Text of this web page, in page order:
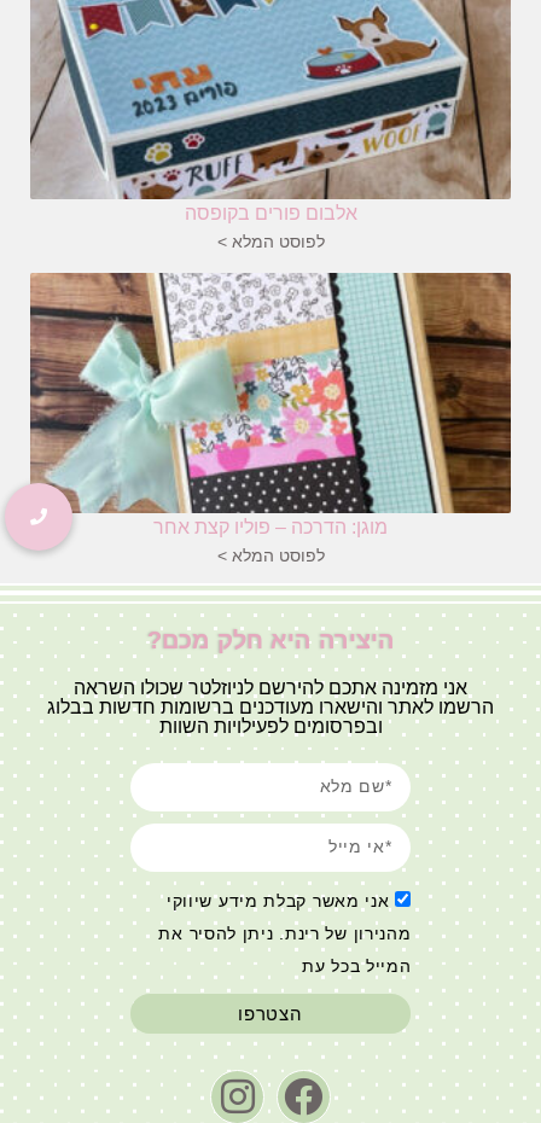
אלבום פורים בקופסה
לפוסט המלא >
מוגן: הדרכה – פוליו קצת אחר
לפוסט המלא >
היצירה היא חלק מכם?
אני מזמינה אתכם להירשם לניוזלטר שכולו השראה
הרשמו לאתר והישארו מעודכנים ברשומות חדשות בבלוג
ובפרסומים לפעילויות השוות
אני מאשר קבלת מידע שיווקי
מהנירון של רינת. ניתן להסיר את
המייל בכל עת
הצטרפו